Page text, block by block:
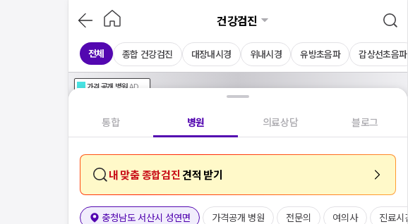
건강검진
전체 종합 건강검진 대장내시경 위내시경 유방초음파 갑상선초음파
가격공개 병원AD
통합 병원 의료상담 블로그
내 맞춤 종합검진 견적 받기
충청남도 서산시 성연면 가격공개 병원 전문의 여의사 진료시간